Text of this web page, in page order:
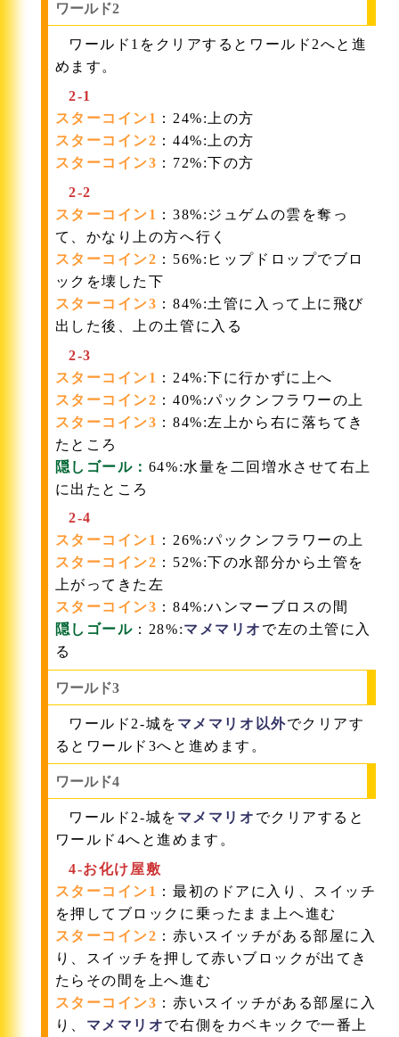
ワールド2
ワールド1をクリアするとワールド2へと進
めます。
2-1
スターコイン1 ：24%:上の方
スターコイン2 ：44%:上の方
スターコイン3 ：72%:下の方
2-2
スターコイン1 ：38%:ジュゲムの雲を奪っ
て、かなり上の方へ行く
スターコイン2 ：56%:ヒップドロップでブロ
ックを壊した下
スターコイン3 ：84%:土管に入って上に飛び
出した後、上の土管に入る
2-3
スターコイン1 ：24%:下に行かずに上へ
スターコイン2 ：40%:パックンフラワーの上
スターコイン3 ：84%:左上から右に落ちてき
たところ
隠しゴール： 64%:水量を二回増水させて右上
に出たところ
2-4
スターコイン1 ：26%:パックンフラワーの上
スターコイン2 ：52%:下の水部分から土管を
上がってきた左
スターコイン3 ：84%:ハンマーブロスの間
隠しゴール ：28%:マメマリオ で左の土管に入
る
ワールド3
ワールド2-城を マメマリオ以外でクリアす
るとワールド3へと進めます。
ワールド4
ワールド2-城を マメマリオ でクリアすると
ワールド4へと進めます。
4-お化け屋敷
スターコイン1 ：最初のドアに入り、スイッチ
を押してブロックに乗ったまま上へ進む
スターコイン2 ：赤いスイッチがある部屋に入
り、スイッチを押して赤いブロックが出てき
たらその間を上へ進む
スターコイン3 ：赤いスイッチがある部屋に入
り、 マメマリオで右側をカベキックで一番上